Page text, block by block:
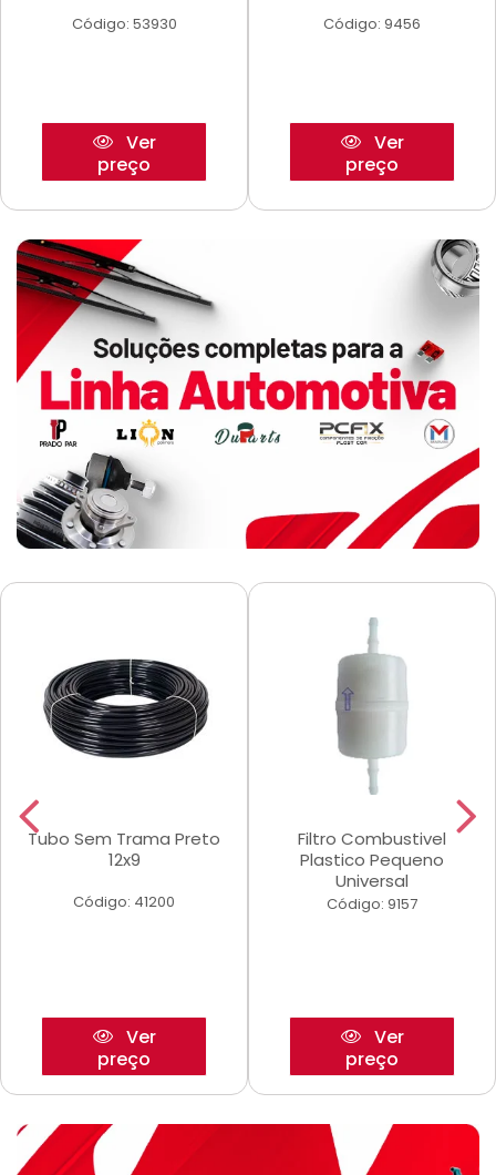
Código: 53930
Ver
preço
Código: 9456
Ver
preço
Tubo Sem Trama Preto
12x9
Código: 41200
Ver
preço
Filtro Combustivel
Plastico Pequeno
Universal
Código: 9157
Ver
preço